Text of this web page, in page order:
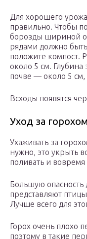
Для хорошего
правильно. Чтобы
борозды шириной
рядами должно
положите компост.
около 5 см. Глубина
почве — около 5
Всходы появятся
Уход за горохом
Ухаживать за
нужно, это укрыть
поливать и вовремя
Большую опасность
представляют
Лучше всего для
Горох очень плохо
поэтому в такие